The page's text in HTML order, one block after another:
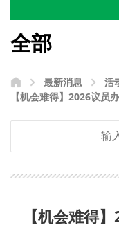
全部
最新消息 活
【机会难得】2026议员
【机会难得